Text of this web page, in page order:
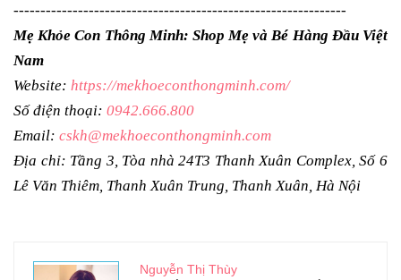
--------------------------------------------------------------
Mẹ Khỏe Con Thông Minh: Shop Mẹ và Bé Hàng Đầu Việt
Nam
Website: https://mekhoeconthongminh.com/
Số điện thoại: 0942.666.800
Email: cskh@mekhoeconthongminh.com
Địa chỉ: Tầng 3, Tòa nhà 24T3 Thanh Xuân Complex, Số 6
Lê Văn Thiêm, Thanh Xuân Trung, Thanh Xuân, Hà Nội
Nguyễn Thị Thùy